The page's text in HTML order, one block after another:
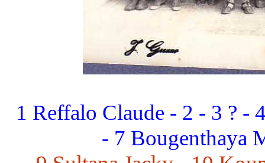
1 Reffalo Claude - 2 - 3 ? -
- 7 Bougenthaya